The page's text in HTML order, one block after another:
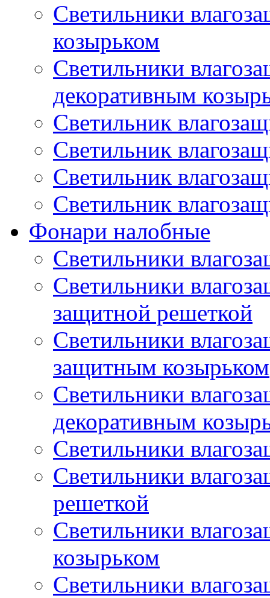
Светильники
козырьком
Светильники
декоративным
Светильник
Светильник
Светильник
Светильник
Фонари налобные
Светильники
Светильники
защитной решеткой
Светильники
защитным козырьком
Светильники
декоративным
Светильники
Светильники
решеткой
Светильники
козырьком
Светильники